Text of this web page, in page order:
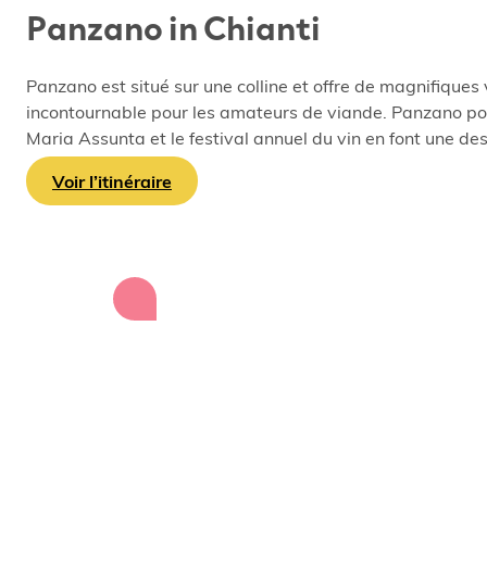
Panzano in Chianti
Panzano est situé sur une colline et offre de
incontournable pour les amateurs de viande. Panzano
Maria Assunta et le festival annuel du vin en font une
Voir l’itinéraire